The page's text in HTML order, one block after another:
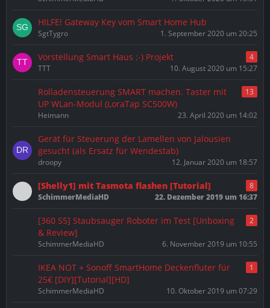
HILFE! Gateway Key vom Smart Home Hub
SgtTygro 1. September 2020 um 20:25
Vorstellung Smart Haus ;-) Projekt
4
TTT
10. August 2020 um 15:27
Rolladensteuerung SMART machen. Taster mit
UP WLan-Modul (LoraTap SC500W)
13
Heimann 23. April 2020 um 14:02
Gerät für Steuerung der Lamellen von Jalousien
gesucht (als Ersatz für Wendestab)
droopy 12. Januar 2020 um 18:57
[Shelly1] mit Tasmota flashen [Tutorial]
8
SchimmerMediaHD
22. Dezember 2019 um 16:37
[360 S5] Staubsauger Roboter im Test [Unboxing
& Review]
2
SchimmerMediaHD 6. November 2019 um 10:55
IKEA NOT + Sonoff SmartHome Deckenfluter für
25€ [DIY][Tutorial][HD]
1
SchimmerMediaHD 10. Oktober 2019 um 07:29